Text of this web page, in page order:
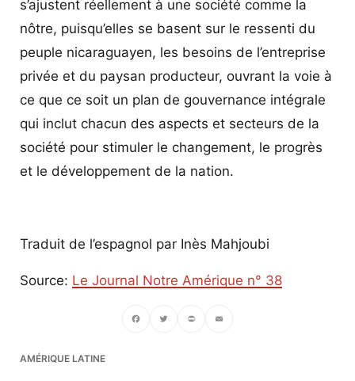
s’ajustent réellement à une société comme la
nôtre, puisqu’elles se basent sur le ressenti du
peuple nicaraguayen, les besoins de l’entreprise
privée et du paysan producteur, ouvrant la voie à
ce que ce soit un plan de gouvernance intégrale
qui inclut chacun des aspects et secteurs de la
société pour stimuler le changement, le progrès
et le développement de la nation.
Traduit de l’espagnol par Inès Mahjoubi
Source: Le Journal Notre Amérique n° 38
AMÉRIQUE LATINE